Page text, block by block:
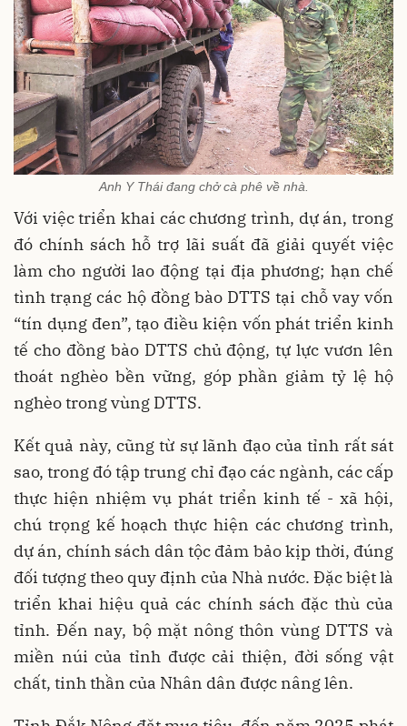
Anh Y Thái đang chở cà phê về nhà.
Với việc triển khai các chương trình, dự án, trong
đó chính sách hỗ trợ lãi suất đã giải quyết việc
làm cho người lao động tại địa phương; hạn chế
tình trạng các hộ đồng bào DTTS tại chỗ vay vốn
“tín dụng đen”, tạo điều kiện vốn phát triển kinh
tế cho đồng bào DTTS chủ động, tự lực vươn lên
thoát nghèo bền vững, góp phần giảm tỷ lệ hộ
nghèo trong vùng DTTS.
Kết quả này, cũng từ sự lãnh đạo của tỉnh rất sát
sao, trong đó tập trung chỉ đạo các ngành, các cấp
thực hiện nhiệm vụ phát triển kinh tế - xã hội,
chú trọng kế hoạch thực hiện các chương trình,
dự án, chính sách dân tộc đảm bảo kịp thời, đúng
đối tượng theo quy định của Nhà nước. Đặc biệt là
triển khai hiệu quả các chính sách đặc thù của
tỉnh. Đến nay, bộ mặt nông thôn vùng DTTS và
miền núi của tỉnh được cải thiện, đời sống vật
chất, tinh thần của Nhân dân được nâng lên.